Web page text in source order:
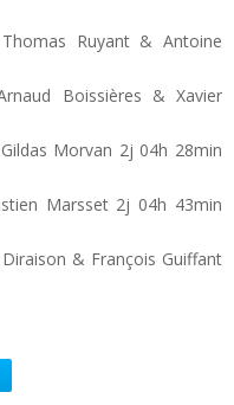
Thomas Ruyant & Antoine
Boissières & Xavier
Morvan 2j 04h 28min
Marsset 2j 04h 43min
& François Guiffant